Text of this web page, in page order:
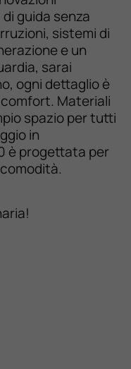
guida senza
sistemi di
e un
sarai
ogni dettaglio è
Materiali
spazio per tutti
in
è progettata per